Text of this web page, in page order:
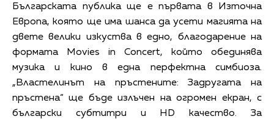
Българската публика ще е първата в Източна
Европа, която ще има шанса да усети магията на
двете велики изкуства в едно, благодарение на
формата Movies in Concert, който обединява
музика и кино в една перфектна симбиоза.
„Властелинът на пръстените: Задругата на
пръстена“ ще бъде излъчен на огромен екран, с
български субтитри и HD качество. За